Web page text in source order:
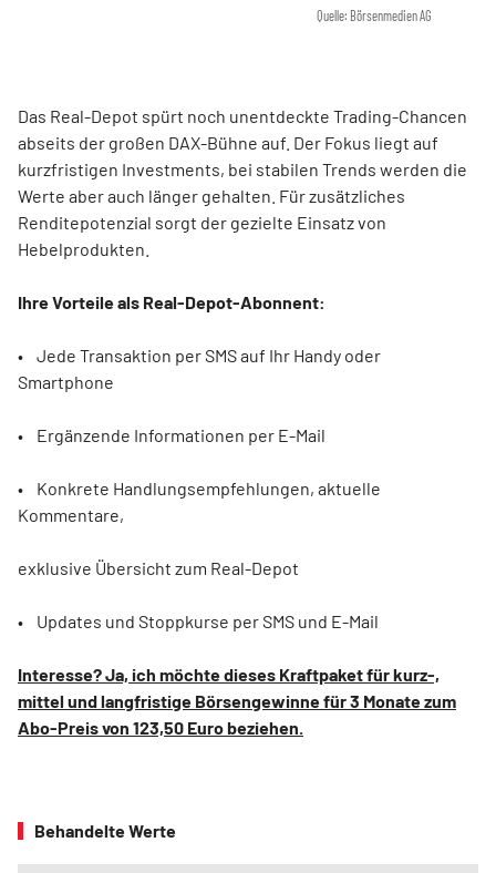
Quelle: Börsenmedien AG
Das Real-Depot spürt noch unentdeckte Trading-Chancen
abseits der großen DAX-Bühne auf. Der Fokus liegt auf
kurzfristigen Investments, bei stabilen Trends werden die
Werte aber auch länger gehalten. Für zusätzliches
Renditepotenzial sorgt der gezielte Einsatz von
Hebelprodukten.
Ihre Vorteile als Real-Depot-Abonnent:
• Jede Transaktion per SMS auf Ihr Handy oder
Smartphone
• Ergänzende Informationen per E-Mail
• Konkrete Handlungsempfehlungen, aktuelle
Kommentare,
exklusive Übersicht zum Real-Depot
• Updates und Stoppkurse per SMS und E-Mail
Interesse? Ja, ich möchte dieses Kraftpaket für kurz-,
mittel und langfristige Börsengewinne für 3 Monate zum
Abo-Preis von 123,50 Euro beziehen.
Behandelte Werte